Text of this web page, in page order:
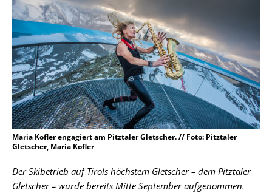
Maria Kofler engagiert am Pitztaler Gletscher. // Foto: Pitztaler
Gletscher, Maria Kofler
Der Skibetrieb auf Tirols höchstem Gletscher – dem Pitztaler
Gletscher – wurde bereits Mitte September aufgenommen.